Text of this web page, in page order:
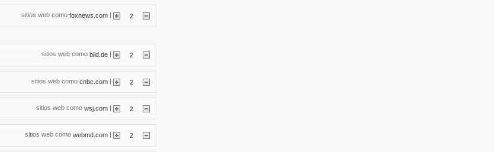
sitios web como foxnews.com 2
sitios web como bild.de 2
sitios web como cnbc.com | 2
sitios web como wsj.com | 2
sitios web como webmd.com | 2